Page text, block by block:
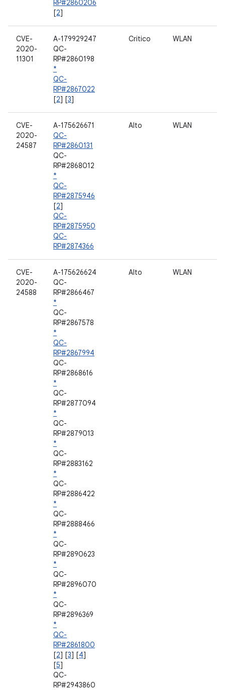
RP#2860206
[2]
CVE-
2020-
11301
A-179929247
QC-
RP#2860198
*
QC-
RP#2867022
[2] [3]
Critico WLAN
CVE-
2020-
24587
A-175626671
QC-
RP#2860131
QC-
RP#2868012
*
QC-
RP#2875946
[2]
QC-
RP#2875950
QC-
RP#2874366
Alto WLAN
CVE-
2020-
24588
A-175626624
QC-
RP#2866467
*
QC-
RP#2867578
*
QC-
RP#2867994
QC-
RP#2868616
*
QC-
RP#2877094
*
QC-
RP#2879013
*
QC-
RP#2883162
*
QC-
RP#2886422
*
QC-
RP#2888466
*
QC-
RP#2890623
*
QC-
RP#2896070
*
QC-
RP#2896369
*
QC-
RP#2861800
[2] [3] [4]
[5]
QC-
RP#2943860
Alto WLAN